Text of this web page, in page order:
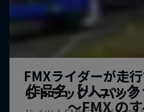
作品名【リュッ
～FMX の